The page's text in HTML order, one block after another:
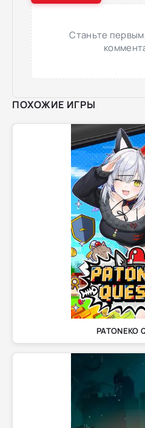
Станьте
ПОХОЖИЕ ИГРЫ
PATONEKO